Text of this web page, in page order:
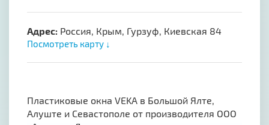
Адрес: Россия, Крым, Гурзуф, Киевская 84
Посмотреть карту ↓
Пластиковые окна VEKA в Большой Ялте,
Алуште и Севастополе от производителя ООО